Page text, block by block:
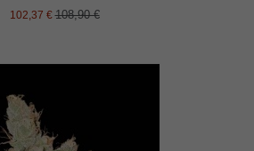
102,37 €108,90 €